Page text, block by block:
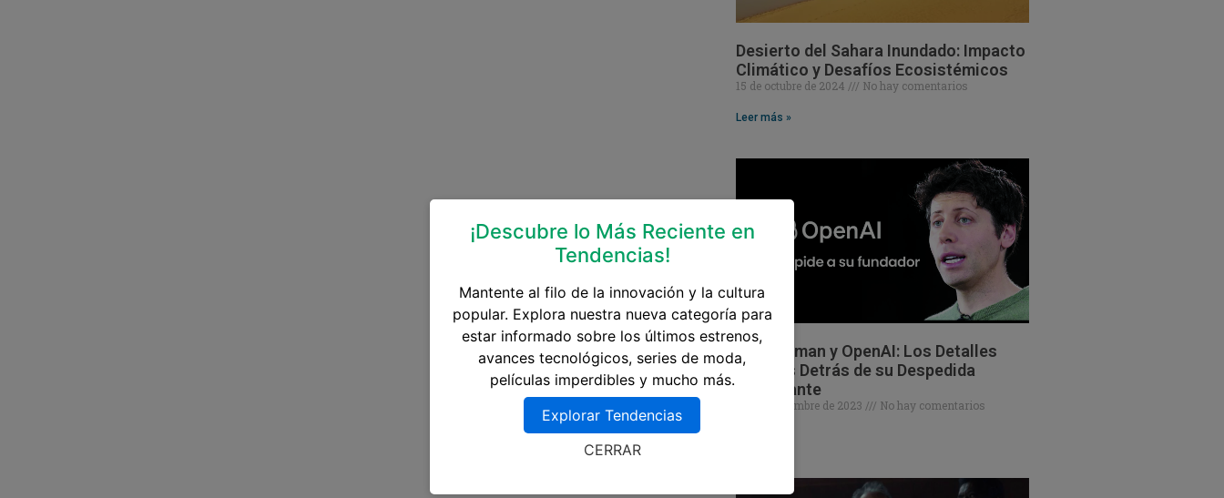
Desierto del Sahara Inundado: Impacto
Climático y Desafíos Ecosistémicos
15 de octubre de 2024 No hay comentarios
Leer más »
Sam Altman y OpenAI: Los Detalles
Ocultos Detrás de su Despedida
Impactante
18 de noviembre de 2023 No hay comentarios
¡Descubre lo Más Reciente en
Tendencias!
Mantente al filo de la innovación y la cultura
popular. Explora nuestra nueva categoría para
estar informado sobre los últimos estrenos,
avances tecnológicos, series de moda,
películas imperdibles y mucho más.
Explorar Tendencias
CERRAR